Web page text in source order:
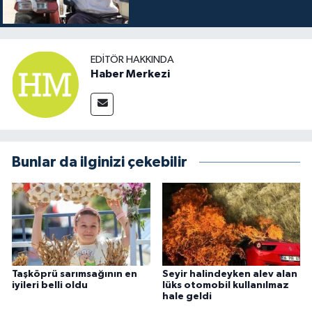
EDITÖR HAKKINDA
Haber Merkezi
Bunlar da ilginizi çekebilir
Taşköprü sarımsağının en
iyileri belli oldu
Seyir halindeyken alev alan
lüks otomobil kullanılmaz
hale geldi